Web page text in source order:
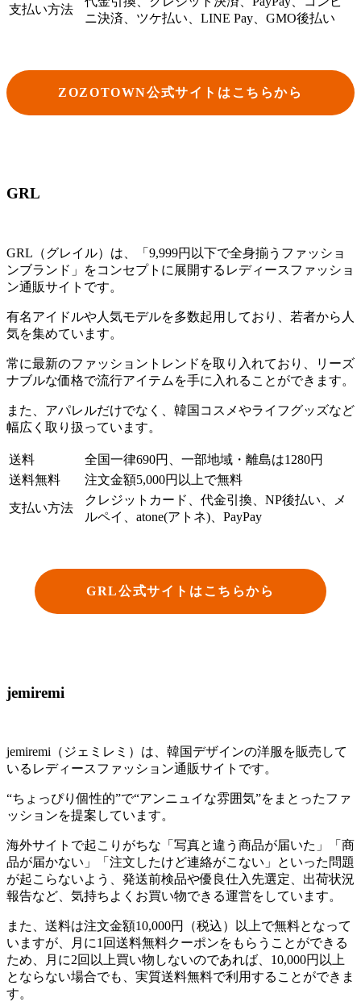
支払い方法
ニ決済、ツケ払い、LINE Pay、GMO後払い
ZOZOTOWN公式サイトはこちらから
GRL
GRL（グレイル）は、「9,999円以下で全身揃うファッショ
ンブランド」をコンセプトに展開するレディースファッショ
ン通販サイトです。
有名アイドルや人気モデルを多数起用しており、若者から人
気を集めています。
常に最新のファッショントレンドを取り入れており、リーズ
ナブルな価格で流行アイテムを手に入れることができます。
また、アパレルだけでなく、韓国コスメやライフグッズなど
幅広く取り扱っています。
送料
全国一律690円、一部地域・離島は1280円
送料無料
注文金額5,000円以上で無料
支払い方法
クレジットカード、代金引換、NP後払い、メ
ルペイ、atone(アトネ)、PayPay
GRL公式サイトはこちらから
jemiremi
jemiremi（ジェミレミ）は、韓国デザインの洋服を販売して
いるレディースファッション通販サイトです。
“ちょっぴり個性的”で“アンニュイな雰囲気”をまとったファ
ッションを提案しています。
海外サイトで起こりがちな「写真と違う商品が届いた」「商
品が届かない」「注文したけど連絡がこない」といった問題
が起こらないよう、発送前検品や優良仕入先選定、出荷状況
報告など、気持ちよくお買い物できる運営をしています。
また、送料は注文金額10,000円（税込）以上で無料となって
いますが、月に1回送料無料クーポンをもらうことができる
ため、月に2回以上買い物しないのであれば、10,000円以上
とならない場合でも、実質送料無料で利用することができま
す。